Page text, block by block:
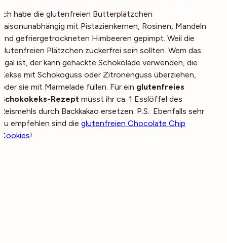
Ich habe die glutenfreien Butterplätzchen
saisonunabhängig mit Pistazienkernen, Rosinen, Mandeln
und gefriergetrockneten Himbeeren gepimpt. Weil die
glutenfreien Plätzchen zuckerfrei sein sollten. Wem das
egal ist, der kann gehackte Schokolade verwenden, die
Kekse mit Schokoguss oder Zitronenguss überziehen,
oder sie mit Marmelade füllen. Für ein glutenfreies
Schokokeks-Rezept müsst ihr ca. 1 Esslöffel des
Reismehls durch Backkakao ersetzen. P.S.: Ebenfalls sehr
zu empfehlen sind die glutenfreien Chocolate Chip
Cookies!